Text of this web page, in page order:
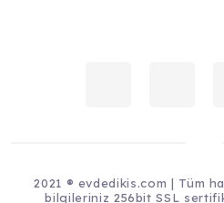
2021 ® evdedikis.com | Tüm
bilgileriniz 256bit SSL